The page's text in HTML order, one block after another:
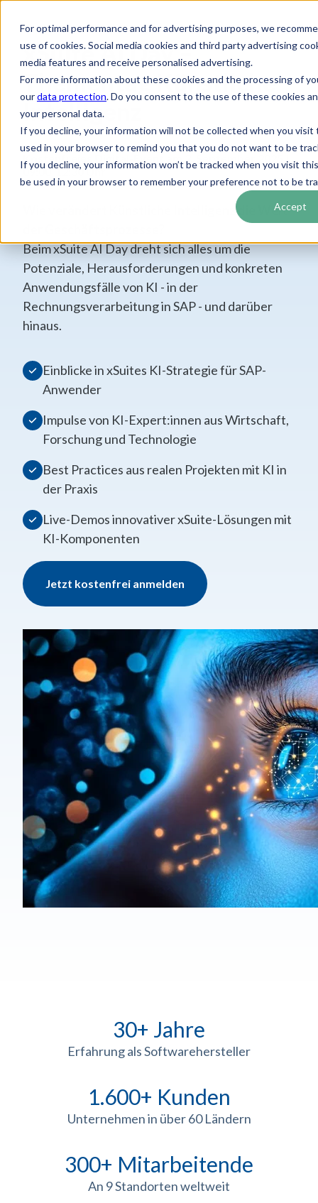
For optimal performance and for advertising purposes, we
use of cookies. Social media cookies and third party advertising
media features and receive personalised advertising.
For more information about these cookies and the processing of
ourdata protection. Do you consent to the use of these cookies
your personal data.
If you decline, your information will not be collected when you
used in your browser to remind you that you do not want to be
If you decline, your information won’t be tracked when you visit
be used in your browser to remember your preference not to be
Accept
xSuite AI Day –
Thementag Künstliche
Intelligenz
Kostenfreies Digital-Event am 2. September 2025 |
09:00-12:30 Uhr
Wie verändert Künstliche Intelligenz die Welt
Beim xSuite AI Day dreht sich alles um die
Potenziale, Herausforderungen und konkreten
Anwendungsfälle von KI - in der
Rechnungsverarbeitung in SAP - und darüber
hinaus.
Einblicke in xSuites KI-Strategie für SAP-
Anwender
Impulse von KI-Expert:innen aus Wirtschaft,
Forschung und Technologie
Best Practices aus realen Projekten mit KI in
der Praxis
Live-Demos innovativer xSuite-Lösungen mit
KI-Komponenten
Jetzt kostenfrei anmelden
30+ Jahre
Erfahrung als Softwarehersteller
1.600+ Kunden
Unternehmen in über 60 Ländern
300+ Mitarbeitende
An 9 Standorten weltweit